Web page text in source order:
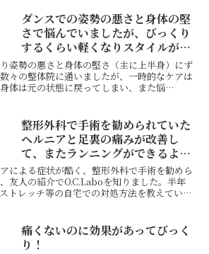
ダンスでの姿勢の悪さと身体の堅
さで悩んでいましたが、びっくり
するくらい軽くなりスタイルが良
くなった
姿勢の悪さと身体の堅さ（主に上半身）にず
々の整体院に通いましたが、一時的なケアは
体は元の状態に戻ってしまい、また悩
整形外科で手術を勧められていた
ヘルニアと足裏の痛みが改善し
て、またランニングができるよう
に！
による症状が酷く、整形外科で手術を勧めら
友人の紹介でO.C.Laboを知りました。半年
トレッチ等の自宅での対処方法を教えていた
痛くないのに効果があってびっく
り！